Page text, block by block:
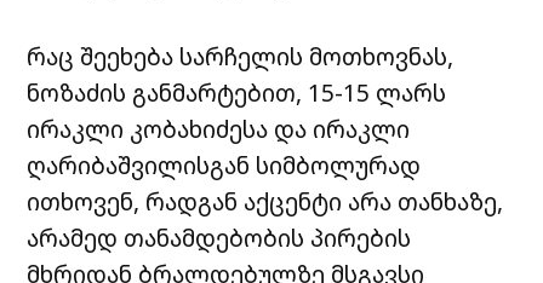
რაც შეეხება სარჩელის მოთხოვნას,
ნოზაძის განმარტებით, 15-15 ლარს
ირაკლი კობახიძესა და ირაკლი
ღარიბაშვილისგან სიმბოლურად
ითხოვენ, რადგან აქცენტი არა თანხაზე,
არამედ თანამდებობის პირების
მხრიდან ბრალდებულზე მსგავსი